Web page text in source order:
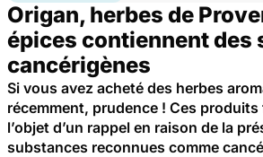
Origan, herbes de
épices contiennent des
cancérigènes
Si vous avez acheté des herbes
récemment, prudence ! Ces
l’objet d’un rappel en raison de la
substances reconnues comme